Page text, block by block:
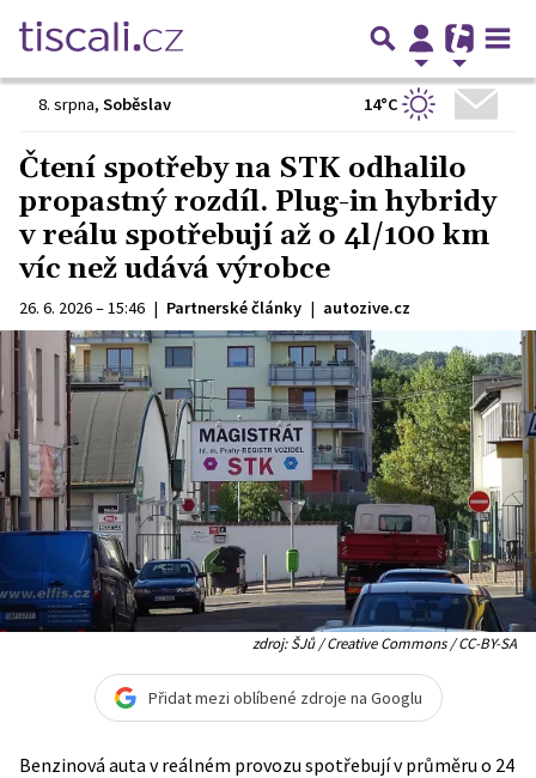
8. srpna, Soběslav 14°C
Čtení spotřeby na STK odhalilo
propastný rozdíl. Plug-in hybridy
v reálu spotřebují až o 4l/100 km
víc než udává výrobce
26. 6. 2026 – 15:46 | Partnerské články | autozive.cz
zdroj: ŠJů / Creative Commons / CC-BY-SA
Přidat mezi oblíbené zdroje na Googlu
Benzinová auta v reálném provozu spotřebují v průměru o 24